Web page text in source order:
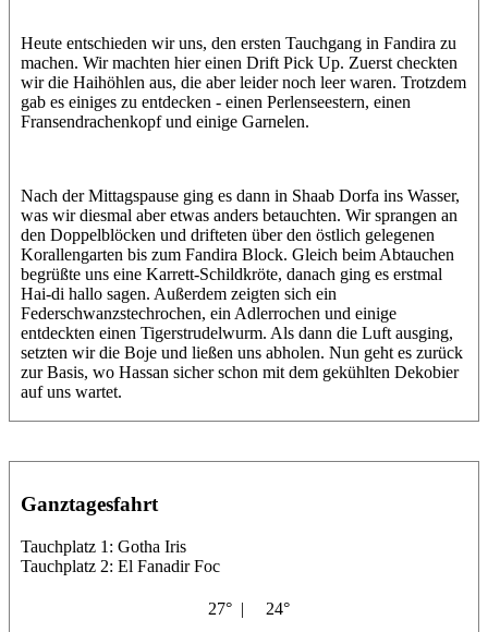
Heute entschieden wir uns, den ersten Tauchgang in Fandira zu
machen. Wir machten hier einen Drift Pick Up. Zuerst checkten
wir die Haihöhlen aus, die aber leider noch leer waren. Trotzdem
gab es einiges zu entdecken - einen Perlenseestern, einen
Fransendrachenkopf und einige Garnelen.
Nach der Mittagspause ging es dann in Shaab Dorfa ins Wasser,
was wir diesmal aber etwas anders betauchten. Wir sprangen an
den Doppelblöcken und drifteten über den östlich gelegenen
Korallengarten bis zum Fandira Block. Gleich beim Abtauchen
begrüßte uns eine Karrett-Schildkröte, danach ging es erstmal
Hai-di hallo sagen. Außerdem zeigten sich ein
Federschwanzstechrochen, ein Adlerrochen und einige
entdeckten einen Tigerstrudelwurm. Als dann die Luft ausging,
setzten wir die Boje und ließen uns abholen. Nun geht es zurück
zur Basis, wo Hassan sicher schon mit dem gekühlten Dekobier
auf uns wartet.
Ganztagesfahrt
Tauchplatz 1: Gotha Iris
Tauchplatz 2: El Fanadir Foc
27° | 24°